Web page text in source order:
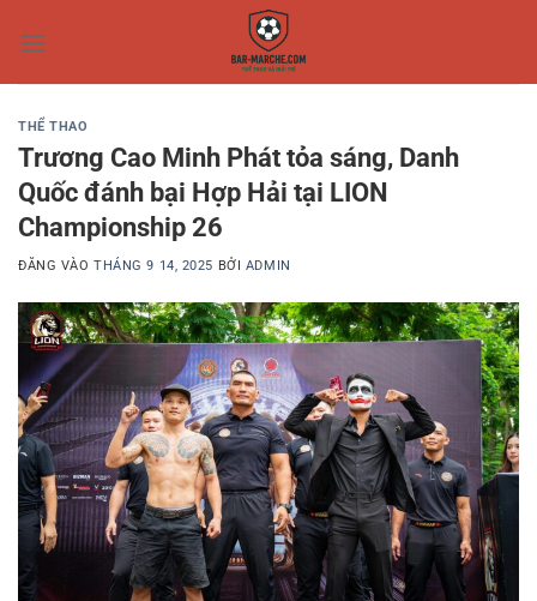
qua
THỂ THAO
Trương Cao Minh Phát tỏa sáng, Danh
Quốc đánh bại Hợp Hải tại LION
Championship 26
ĐĂNG VÀOTHÁNG 9 14, 2025 BỞI ADMIN